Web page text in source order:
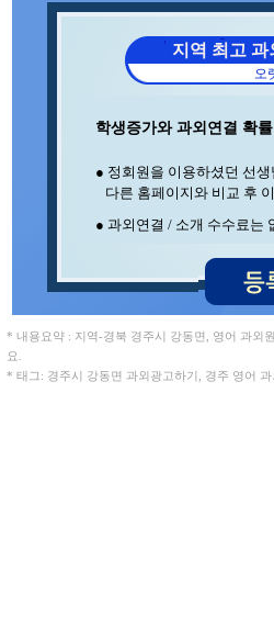
김** 수학 ,
김** 영어 ,
박** 수학 ,
이** 수학/
김** 수학/
김** 수학 ,
조** 영어 ,
김** 수학 ,
윤** 물리 ,
김** 수학/
이** 수학/
윤** 영어 ,
구** 수학 ,
지역 최고
오
학생증가와 과외연결 확
● 정회원을 이용하셨던 선
다른 홈페이지와 비교 후
● 과외연결 / 소개 수수료는
* 내용요약 : 지역-경북 경주시 강동면, 영어 과외
요.
* 태그: 경주시 강동면 과외광고하기, 경주 영어 과